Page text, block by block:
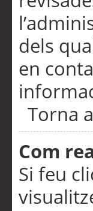
dels
en
Torna
Com
Si feu